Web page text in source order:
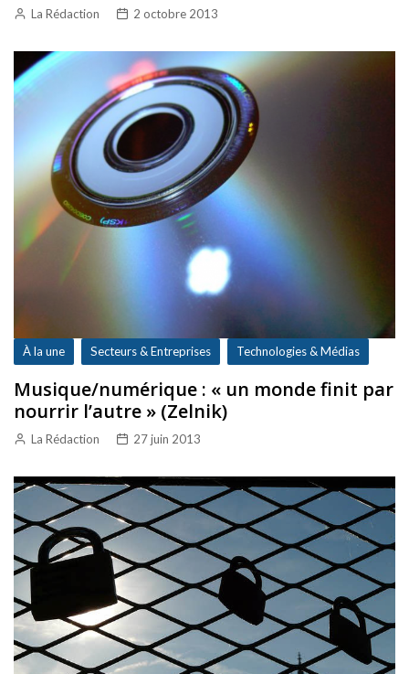
La Rédaction 2 octobre 2013
À la une Secteurs & Entreprises Technologies & Médias
Musique/numérique : « un monde finit par
nourrir l’autre » (Zelnik)
La Rédaction 27 juin 2013